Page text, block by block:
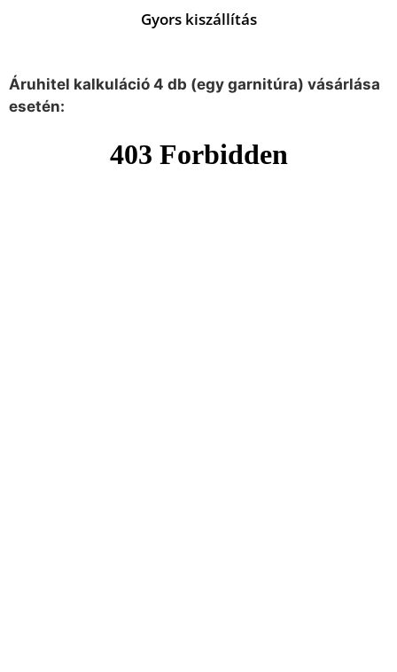
Gyors kiszállítás
Áruhitel kalkuláció 4 db (egy garnitúra) vásárlása
esetén: